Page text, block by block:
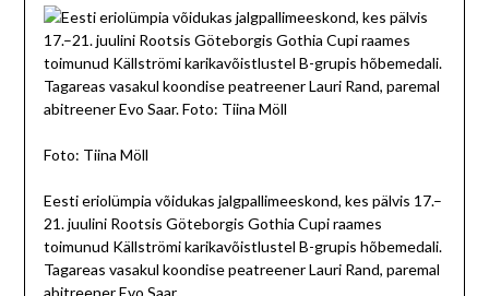
Foto: Tiina Möll
Eesti eriolümpia võidukas jalgpallimeeskond, kes pälvis 17.–
21. juulini Rootsis Göteborgis Gothia Cupi raames
toimunud Källströmi karikavõistlustel B-grupis hõbemedali.
Tagareas vasakul koondise peatreener Lauri Rand, paremal